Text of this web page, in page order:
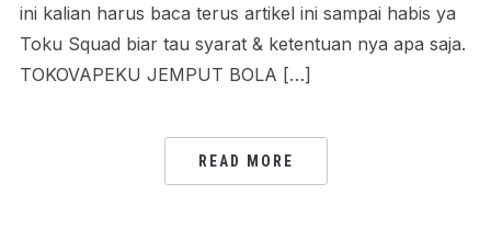
ini kalian harus baca terus artikel ini sampai habis ya
Toku Squad biar tau syarat & ketentuan nya apa saja.
TOKOVAPEKU JEMPUT BOLA […]
READ MORE